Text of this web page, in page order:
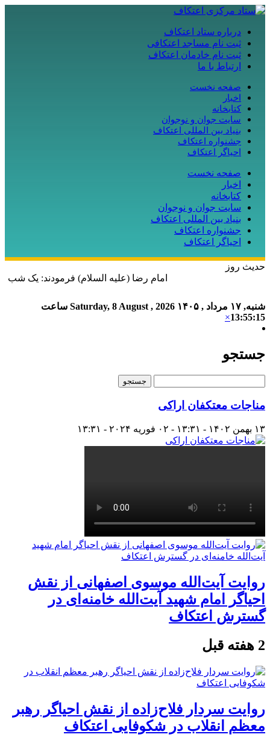
درباره ستاد اعتکاف
ثبت نام مساجد اعتکافی
ثبت نام خادمان اعتکاف
ارتباط با ما
صفحه نخست
اخبار
کتابخانه
سایت جوان و نوجوان
بنیاد بین المللی اعتکاف
جشنواره اعتکاف
احیاگر اعتکاف
صفحه نخست
اخبار
کتابخانه
سایت جوان و نوجوان
بنیاد بین المللی اعتکاف
جشنواره اعتکاف
احیاگر اعتکاف
حدیث روز
امام رضا (علیه السلام) فرمودند: یک
شنبه, ۱۷ مرداد , ۱۴۰۵ Saturday, 8 August , 2026 ساعت
13:55:15
×
جستجو
مناجات معتکفان اراکی
۱۳ بهمن ۱۴۰۲ - ۱۳:۳۱ - ۰۲ فوریه ۲۰۲۴ - ۱۳:۳۱
روایت آیت‌الله موسوی اصفهانی از نقش
احیاگر امام شهید آیت‌الله خامنه‌ای در
گسترش اعتکاف
2 هفته قبل
روایت سردار فلاح‌زاده از نقش احیاگر رهبر
معظم انقلاب در شکوفایی اعتکاف